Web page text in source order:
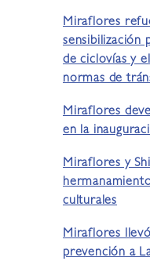
Miraflores
sensibilización
de ciclovías y
normas de
Miraflores
en la
Miraflores y
culturales
Miraflores
prevención a